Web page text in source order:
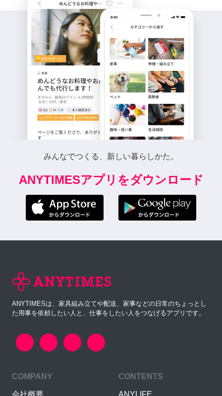
みんなでつくる、新しい暮らしかた。
ANYTIMESアプリをダウンロード
ANYTIMESは、家具組み立てや配送、家事などの日常のちょっとし
た用事を依頼したい人と、仕事をしたい人をつなげるアプリです。
COMPANY CONTENTS